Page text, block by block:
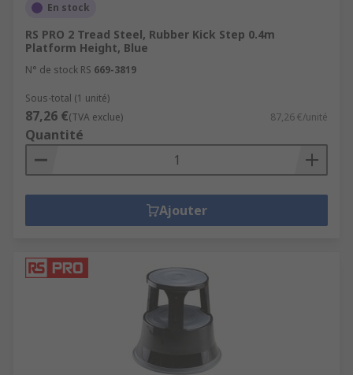
En stock
RS PRO 2 Tread Steel, Rubber Kick Step 0.4m
Platform Height, Blue
N° de stock RS 669-3819
Sous-total (1 unité)
87,26 €(TVA exclue) 87,26 €/unité
Quantité
Ajouter